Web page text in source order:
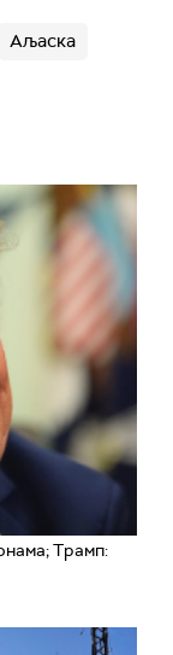
Аљаска
Трамп: